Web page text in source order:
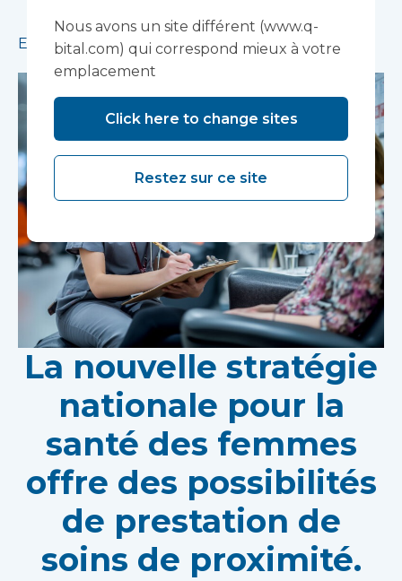
traitements en santé mentale.
En savoir plus
La nouvelle stratégie
nationale pour la
santé des femmes
offre des possibilités
de prestation de
soins de proximité.
Nous avons un site différent (www.q-
bital.com) qui correspond mieux à votre
emplacement
Click here to change sites
Restez sur ce site